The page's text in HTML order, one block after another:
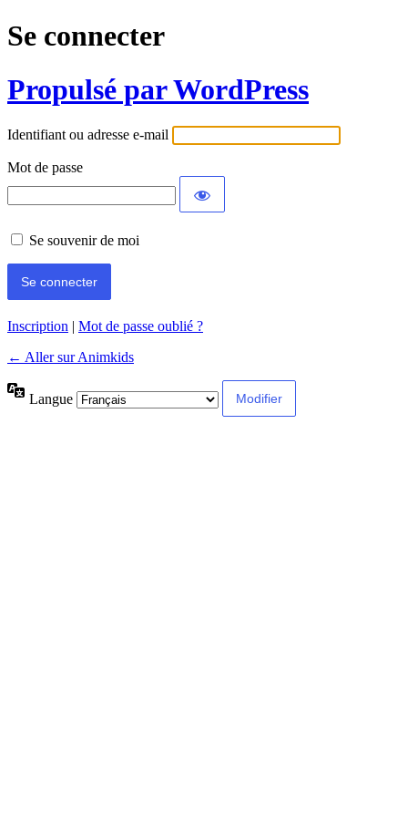
Se connecter
Propulsé par WordPress
Identifiant ou adresse e-mail
Mot de passe
Se souvenir de moi
Inscription | Mot de passe oublié ?
← Aller sur Animkids
Langue